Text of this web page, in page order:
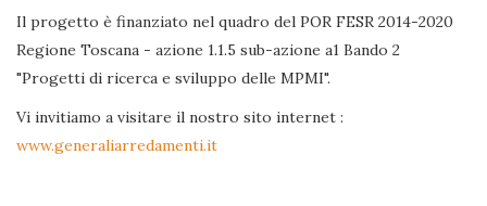
Il progetto è finanziato nel quadro del POR FESR 2014-2020
Regione Toscana - azione 1.1.5 sub-azione a1 Bando 2
"Progetti di ricerca e sviluppo delle MPMI".
Vi invitiamo a visitare il nostro sito internet :
www.generaliarredamenti.it